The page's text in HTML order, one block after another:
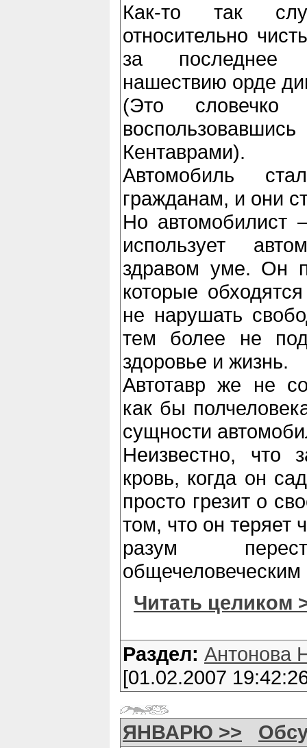
Как-то так
относительно
за последнее
нашествию орде
(Это
Кентаврами).
Автомобиль
гражданам, и они
Но автомобилист
использует
здравом уме. Он
которые
не нарушать
тем более не
здоровье и жизнь.
Автотавр же не
как бы
сущности
Неизвестно, что
кровь, когда он
просто грезит о
том, что он теряет
разум
Читать целиком
Раздел: Антонова
[01.02.2007
ЯНВАРЮ >>